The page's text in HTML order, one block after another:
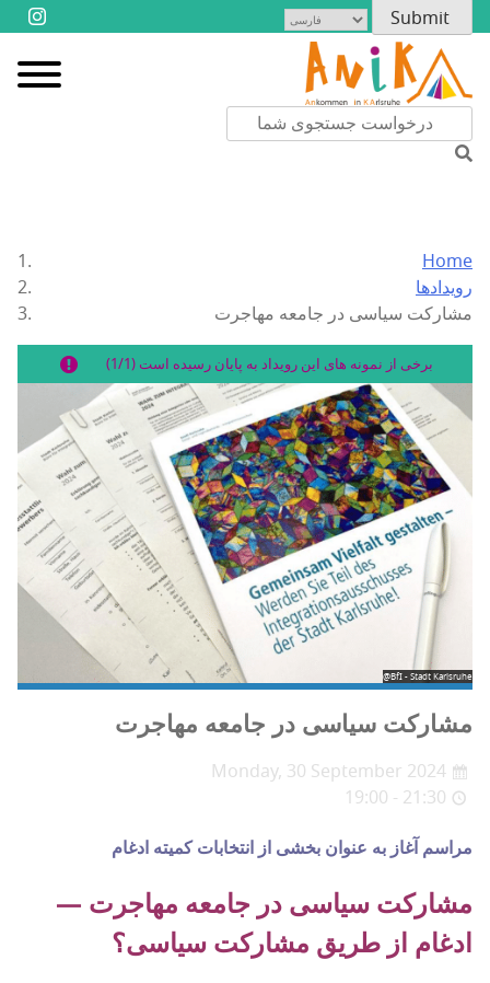
Home
رویدادها
مشارکت سیاسی در جامعه مهاجرت
برخی از نمونه های این رویداد به پایان رسیده است (1/1)
@BfI - Stadt Karlsruhe
مشارکت سیاسی در جامعه مهاجرت
Monday, 30 September 2024
19:00 - 21:30
مراسم آغاز به عنوان بخشی از انتخابات کمیته ادغام
مشارکت سیاسی در جامعه مهاجرت —
ادغام از طریق مشارکت سیاسی؟